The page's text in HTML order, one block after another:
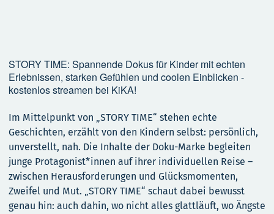
STORY TIME: Spannende Dokus für Kinder mit echten
Erlebnissen, starken Gefühlen und coolen Einblicken -
kostenlos streamen bei KiKA!
Im Mittelpunkt von „STORY TIME“ stehen echte
Geschichten, erzählt von den Kindern selbst: persönlich,
unverstellt, nah. Die Inhalte der Doku-Marke begleiten
junge Protagonist*innen auf ihrer individuellen Reise –
zwischen Herausforderungen und Glücksmomenten,
Zweifel und Mut. „STORY TIME“ schaut dabei bewusst
genau hin: auch dahin, wo nicht alles glattläuft, wo Ängste